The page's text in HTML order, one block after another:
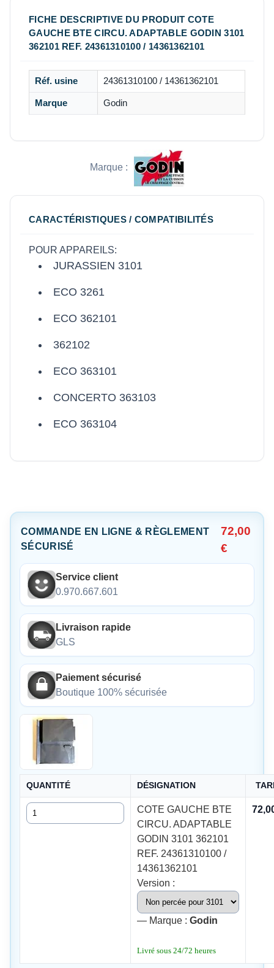
FICHE DESCRIPTIVE DU PRODUIT COTE
GAUCHE BTE CIRCU. ADAPTABLE GODIN 3101
362101 REF. 24361310100 / 14361362101
Réf. usine 24361310100 / 14361362101
Marque Godin
Marque :
CARACTÉRISTIQUES / COMPATIBILITÉS
POUR APPAREILS:
JURASSIEN 3101
ECO 3261
ECO 362101
362102
ECO 363101
CONCERTO 363103
ECO 363104
COMMANDE EN LIGNE & RÈGLEMENT
SÉCURISÉ
72,00
€
Service client
0.970.667.601
Livraison rapide
GLS
Paiement sécurisé
Boutique 100% sécurisée
QUANTITÉ DÉSIGNATION
Quantité
COTE GAUCHE BTE
CIRCU. ADAPTABLE
GODIN 3101 362101
REF. 24361310100 /
14361362101
Version :
— Marque : Godin
Livré sous 24/72 heures